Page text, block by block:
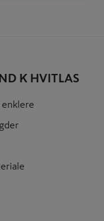
K HVITLAS